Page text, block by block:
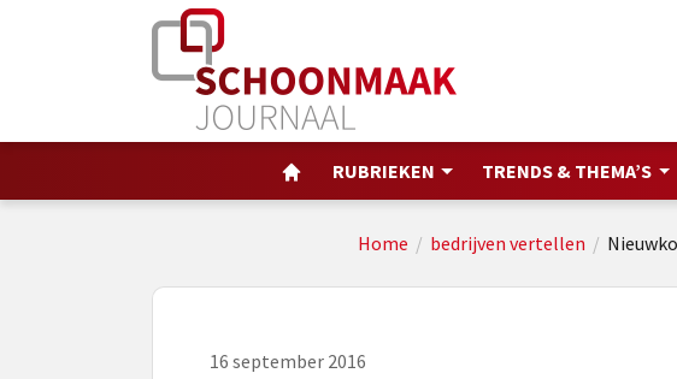
RUBRIEKEN TRENDS & THEMA’S
Home / bedrijven vertellen /
16 september 2016